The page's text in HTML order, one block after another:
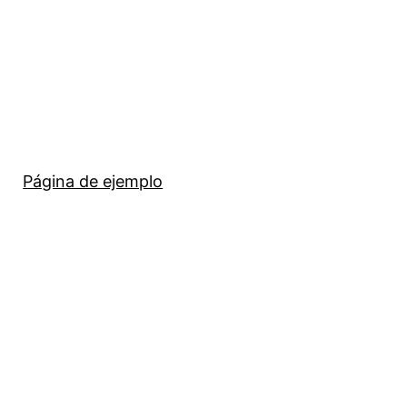
Página de ejemplo